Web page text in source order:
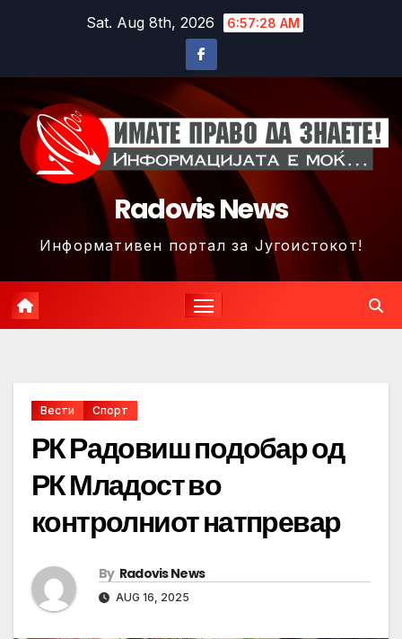
Sat. Aug 8th, 2026 6:57:30 AM
Radovis News
Информативен портал за Југоистокот!
Вести Спорт
РК Радовиш подобар од
РК Младост во
контролниот натпревар
By Radovis News
AUG 16, 2025